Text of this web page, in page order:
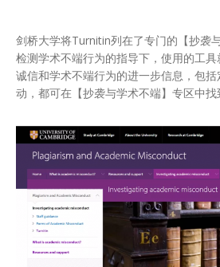
剑桥大学将Turnitin列在了专门的【抄袭
检测学术不端行为的指导下，使用的工
诚信和学术不端行为的进一步信息，包
动，都可在【抄袭与学术不端】专区中找